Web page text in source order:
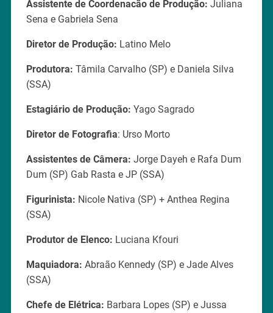
Assistente de Coordenacão de Produção: Juliana
Sena e Gabriela Sena
Diretor de Produção: Latino Melo
Produtora: Tâmila Carvalho (SP) e Daniela Silva
(SSA)
Estagiário de Produção: Yago Sagrado
Diretor de Fotografia: Urso Morto
Assistentes de Câmera: Jorge Dayeh e Rafa Dum
Dum (SP) Gab Rasta e JP (SSA)
Figurinista: Nicole Nativa (SP) + Anthea Regina
(SSA)
Produtor de Elenco: Luciana Kfouri
Maquiadora: Abraão Kennedy (SP) e Jade Alves
(SSA)
Chefe de Elétrica: Barbara Lopes (SP) e Jussa